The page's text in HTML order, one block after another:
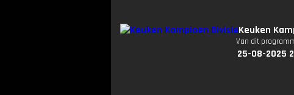
Keuken
Van dit
25-08-2025